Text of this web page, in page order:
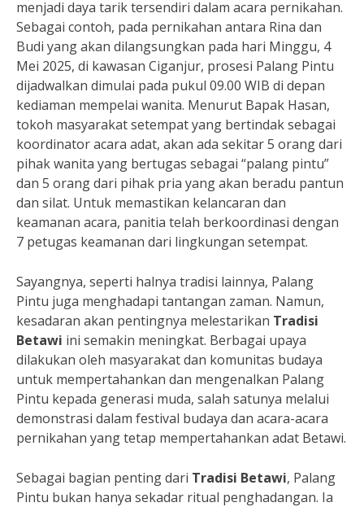
menjadi daya tarik tersendiri dalam acara pernikahan.
Sebagai contoh, pada pernikahan antara Rina dan
Budi yang akan dilangsungkan pada hari Minggu, 4
Mei 2025, di kawasan Ciganjur, prosesi Palang Pintu
dijadwalkan dimulai pada pukul 09.00 WIB di depan
kediaman mempelai wanita. Menurut Bapak Hasan,
tokoh masyarakat setempat yang bertindak sebagai
koordinator acara adat, akan ada sekitar 5 orang dari
pihak wanita yang bertugas sebagai “palang pintu”
dan 5 orang dari pihak pria yang akan beradu pantun
dan silat. Untuk memastikan kelancaran dan
keamanan acara, panitia telah berkoordinasi dengan
7 petugas keamanan dari lingkungan setempat.
Sayangnya, seperti halnya tradisi lainnya, Palang
Pintu juga menghadapi tantangan zaman. Namun,
kesadaran akan pentingnya melestarikan Tradisi
Betawi ini semakin meningkat. Berbagai upaya
dilakukan oleh masyarakat dan komunitas budaya
untuk mempertahankan dan mengenalkan Palang
Pintu kepada generasi muda, salah satunya melalui
demonstrasi dalam festival budaya dan acara-acara
pernikahan yang tetap mempertahankan adat Betawi.
Sebagai bagian penting dari Tradisi Betawi, Palang
Pintu bukan hanya sekadar ritual penghadangan. Ia